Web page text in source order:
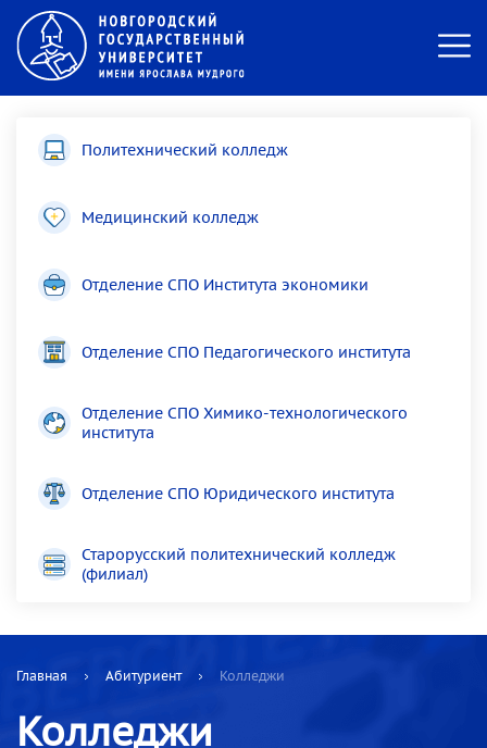
Политехнический колледж
Медицинский колледж
Отделение СПО Института экономики
Отделение СПО Педагогического института
Отделение СПО Химико-технологического
института
Отделение СПО Юридического института
Старорусский политехнический колледж
(филиал)
Главная Абитуриент Колледжи
Колледжи